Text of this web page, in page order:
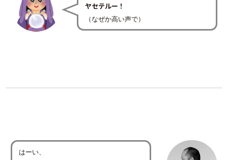
ヤセテルー！
（なぜか高い声で）
はーい、